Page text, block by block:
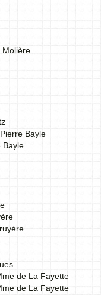
Molière
Pierre Bayle
Bayle
de La Fayette
de La Fayette